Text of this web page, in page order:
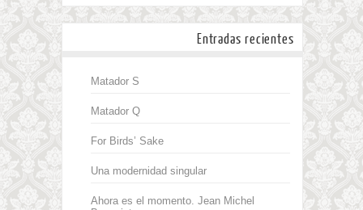
Entradas recientes
Matador S
Matador Q
For Birds’ Sake
Una modernidad singular
Ahora es el momento. Jean Michel